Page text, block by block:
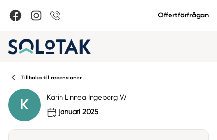
Offertförfrågan
Tillbaka till recensioner
K
Karin Linnea Ingeborg W
januari 2025